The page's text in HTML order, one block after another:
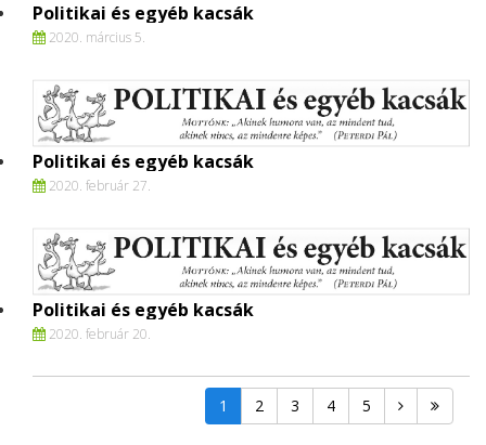
Politikai és egyéb kacsák
2020. március 5.
Politikai és egyéb kacsák
2020. február 27.
Politikai és egyéb kacsák
2020. február 20.
1 2 3 4 5